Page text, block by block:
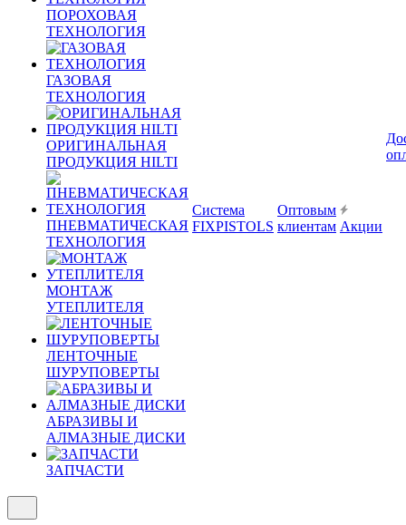
ПОРОХОВАЯ
ТЕХНОЛОГИЯ
ГАЗОВАЯ
ТЕХНОЛОГИЯ
ОРИГИНАЛЬНАЯ
ПРОДУКЦИЯ HILTI
ПНЕВМАТИЧЕСКАЯ
ТЕХНОЛОГИЯ
МОНТАЖ
УТЕПЛИТЕЛЯ
ЛЕНТОЧНЫЕ
ШУРУПОВЕРТЫ
АБРАЗИВЫ И
АЛМАЗНЫЕ ДИСКИ
ЗАПЧАСТИ
Система
FIXPISTOLS
Оптовым
клиентам Акции